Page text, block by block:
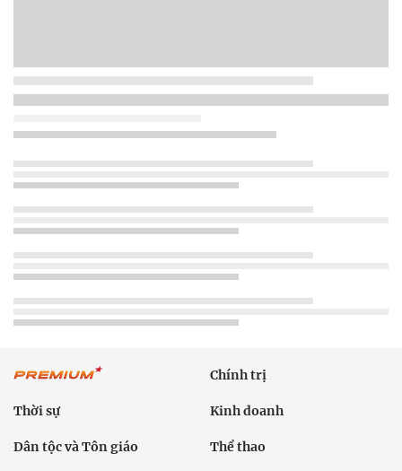
Chính trị
Thời sự Kinh doanh
Dân tộc và Tôn giáo Thể thao